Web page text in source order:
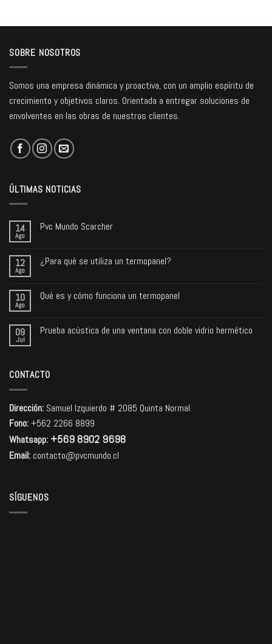
SOBRE NOSOTROS
Somos una empresa dinámica y proactiva, con un amplio espíritu de
crecimiento y objetivos claros. Orientada a entregar soluciones de
envolventes en las obras de nuestros clientes.
ÚLTIMAS NOTICIAS
14
Ago
Pvc Mundo Scarcher
12
Ago
¿Para qué se utiliza un termopanel?
10
Ago
Qué es y cómo funciona un termopanel
09
Jul
Prueba acústica de una ventana con doble vidrio hermético
CONTACTO
Dirección: Samuel Izquierdo # 2085 Quinta Normal
Fono:+562 2266 8899
Whatsapp: +569 8902 9698
Email: contacto@pvcmundo.cl
SÍGUENOS